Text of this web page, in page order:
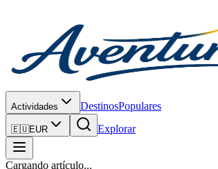
Actividades DestinosPopulares
🇪🇺EUR Explorar
Cargando artículo...